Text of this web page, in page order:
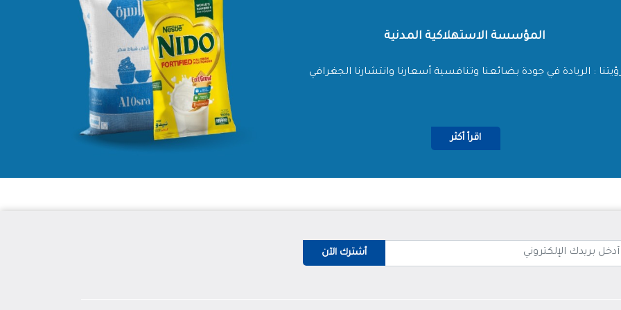
: الريادة في جودة بضائعنا وتنافسية أسعارنا وانتشارنا الجغرافي
اقرأ أكثر
أشترك الآن